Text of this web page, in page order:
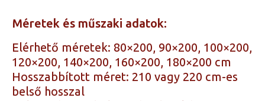
Méretek és műszaki adatok:
Elérhető méretek: 80×200, 90×200, 100×200,
120×200, 140×200, 160×200, 180×200 cm
Hosszabbított méret: 210 vagy 220 cm-es
belső hosszal